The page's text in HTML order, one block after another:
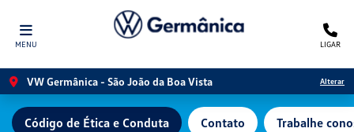
MENU LIGAR
VW Germânica - São João da Boa Vista Alterar
Contato Trabalhe
Código de Ética e Conduta